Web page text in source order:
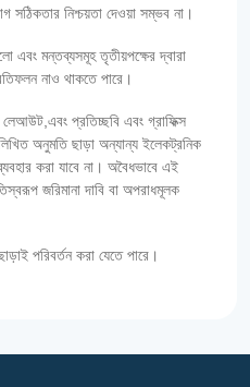
সঠিকতার নিশ্চয়তা দেওয়া সম্ভব না।
এবং মন্তব্যসমূহ তৃতীয়পক্ষের দ্বারা
নাও থাকতে পারে।
প্রতিচ্ছবি এবং গ্রাফিক্স
অনুমতি ছাড়া অন্যান্য ইলেকট্রনিক
করা যাবে না। অবৈধভাবে এই
জরিমানা দাবি বা অপরাধমূলক
পরিবর্তন করা যেতে পারে।